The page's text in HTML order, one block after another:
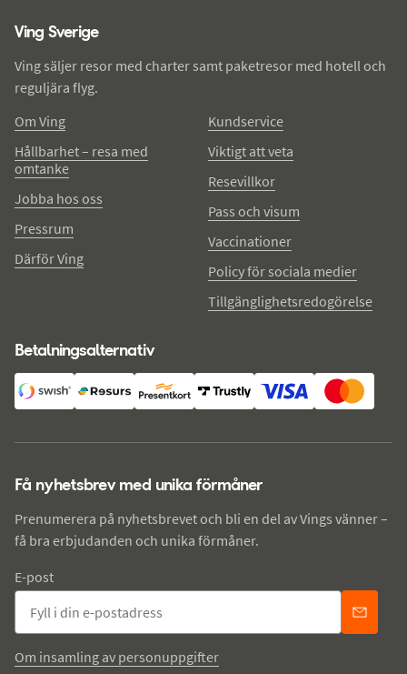
Ving Sverige
Ving säljer resor med charter samt paketresor med hotell och
reguljära flyg.
Om Ving
Hållbarhet – resa med
omtanke
Jobba hos oss
Pressrum
Därför Ving
Kundservice
Viktigt att veta
Resevillkor
Pass och visum
Vaccinationer
Policy för sociala medier
Tillgänglighetsredogörelse
Betalningsalternativ
Få nyhetsbrev med unika förmåner
Prenumerera på nyhetsbrevet och bli en del av Vings vänner –
få bra erbjudanden och unika förmåner.
E-post
Om insamling av personuppgifter